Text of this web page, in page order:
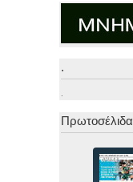
.
.
Πρωτοσέλιδα